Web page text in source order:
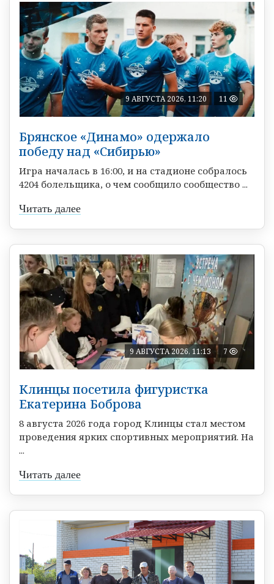
9 АВГУСТА 2026, 11:20 11
Брянское «Динамо» одержало
победу над «Сибирью»
Игра началась в 16:00, и на стадионе собралось
4204 болельщика, о чем сообщило сообщество ...
Читать далее
9 АВГУСТА 2026, 11:13 7
Клинцы посетила фигуристка
Екатерина Боброва
8 августа 2026 года город Клинцы стал местом
проведения ярких спортивных мероприятий. На
...
Читать далее